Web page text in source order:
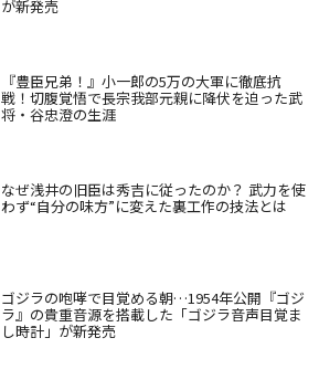
が新発売
『豊臣兄弟！』小一郎の5万の大軍に徹底抗
戦！切腹覚悟で長宗我部元親に降伏を迫った武
将・谷忠澄の生涯
なぜ浅井の旧臣は秀吉に従ったのか？ 武力を使
わず“自分の味方”に変えた裏工作の技法とは
ゴジラの咆哮で目覚める朝…1954年公開『ゴジ
ラ』の貴重音源を搭載した「ゴジラ音声目覚ま
し時計」が新発売